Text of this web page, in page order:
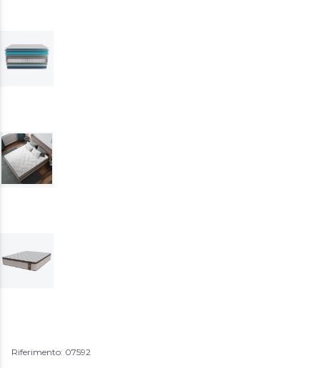
Riferimento: 07592